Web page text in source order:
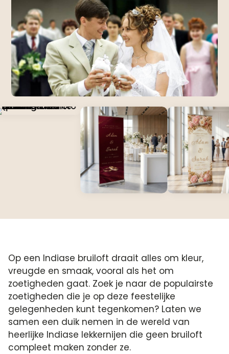
Op een Indiase bruiloft draait alles om kleur,
vreugde en smaak, vooral als het om
zoetigheden gaat. Zoek je naar de populairste
zoetigheden die je op deze feestelijke
gelegenheden kunt tegenkomen? Laten we
samen een duik nemen in de wereld van
heerlijke Indiase lekkernijen die geen bruiloft
compleet maken zonder ze.